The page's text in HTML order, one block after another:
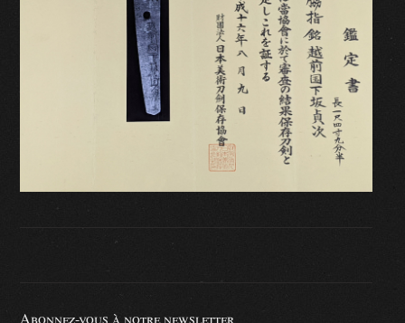
Abonnez-vous à notre newsletter